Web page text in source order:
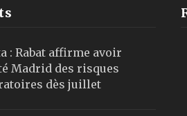
: Rabat affirme avoir
Madrid des risques
dès juillet